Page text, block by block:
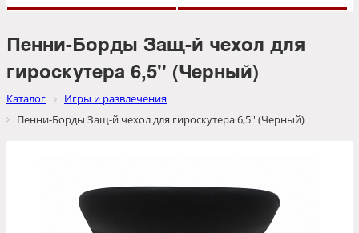
Пенни-Борды Защ-й чехол для
гироскутера 6,5'' (Черный)
Каталог
Игры и развлечения
Пенни-Борды Защ-й чехол для гироскутера 6,5'' (Черный)